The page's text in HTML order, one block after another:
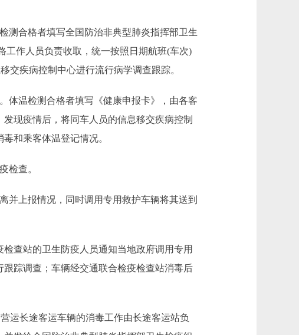
合格者填写全国防治非典型肺炎指挥部卫生
工作人员负责收取，统一按照日期航班(车次)
交疾病控制中心进行流行病学调查跟踪。
温检测合格者填写《健康申报卡》，由各客
现疫情后，将同车人员的信息移交疾病控制
和乘客体温登记情况。
检查。
上报情况，同时调用专用救护车辆将其送到
查站的卫生防疫人员通知当地政府调用专用
踪调查；车辆经交通联合检疫检查站消毒后
长途客运车辆的消毒工作由长途客运站负